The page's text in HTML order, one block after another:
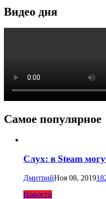
Видео дня
Самое популярное
Слух: в Steam
ДмитрийНоя 08, 2019
Новости